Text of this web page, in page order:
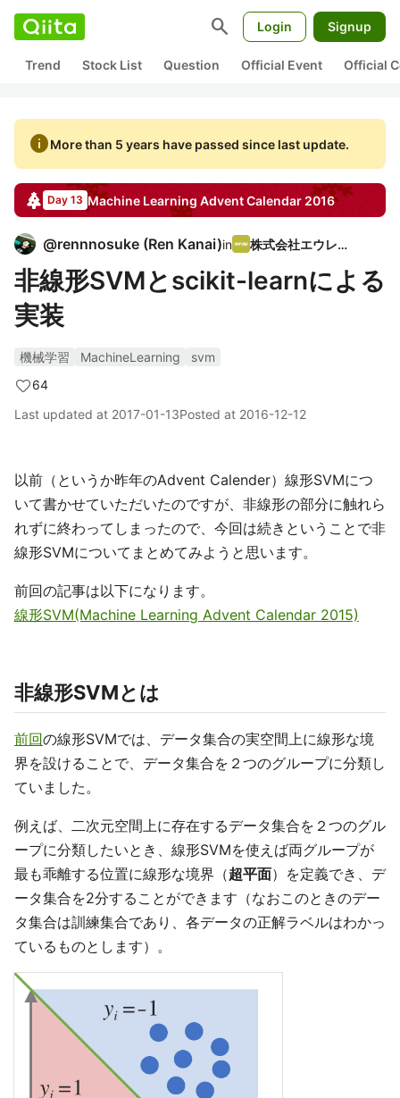
search Login Signup
Trend Stock List Question Official Event Official
infoMore than 5 years have passed since last update.
Day 13 Machine Learning Advent Calendar 2016
@rennnosuke (Ren Kanai)in 株式会社エウレカ
非線形SVMとscikit-learnによる
実装
機械学習 MachineLearning
svm
64
Last updated at 2017-01-13Posted at 2016-12-12
以前（というか昨年のAdvent Calender）線形SVMにつ
いて書かせていただいたのですが、非線形の部分に触れら
れずに終わってしまったので、今回は続きということで非
線形SVMについてまとめてみようと思います。
前回の記事は以下になります。
線形SVM(Machine Learning Advent Calendar 2015)
非線形SVMとは
前回の線形SVMでは、データ集合の実空間上に線形な境
界を設けることで、データ集合を２つのグループに分類し
ていました。
例えば、二次元空間上に存在するデータ集合を２つのグル
ープに分類したいとき、線形SVMを使えば両グループが
最も乖離する位置に線形な境界（超平面）を定義でき、デ
ータ集合を2分することができます（なおこのときのデー
タ集合は訓練集合であり、各データの正解ラベルはわかっ
ているものとします）。